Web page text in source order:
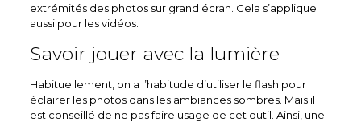
extrémités des photos sur grand écran. Cela s’applique
aussi pour les vidéos.
Savoir jouer avec la lumière
Habituellement, on a l’habitude d’utiliser le flash pour
éclairer les photos dans les ambiances sombres. Mais il
est conseillé de ne pas faire usage de cet outil. Ainsi, une